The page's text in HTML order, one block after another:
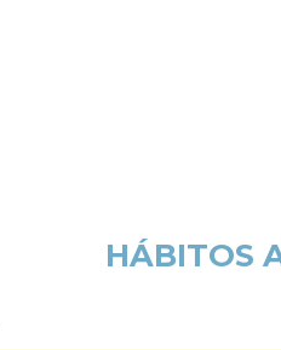
HÁBITOS